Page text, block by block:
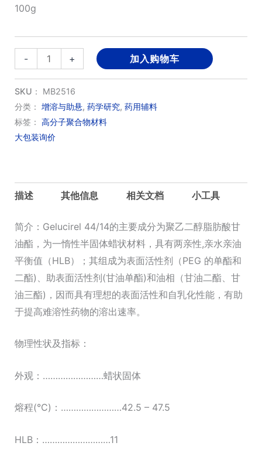
100g
-
桂
酰
聚
氧
乙
油
Gelucire
44/14
数
量
+ 加入购物车
SKU： MB2516
分类： 增溶与助悬, 药学研究, 药用辅料
标签： 高分子聚合物材料
大包装询价
描述 其他信息 相关文档 小工具
简介：Gelucirel 44/14的主要成分为聚乙二醇脂肪酸甘
油酯，为一惰性半固体蜡状材料，具有两亲性,亲水亲油
平衡值（HLB）；其组成为表面活性剂（PEG 的单酯和
二酯)、助表面活性剂(甘油单酯)和油相（甘油二酯、甘
油三酯)，因而具有理想的表面活性和自乳化性能，有助
于提高难溶性药物的溶出速率。
物理性状及指标：
外观：……………………蜡状固体
熔程(°C)：……………………42.5 – 47.5
HLB：………………………11